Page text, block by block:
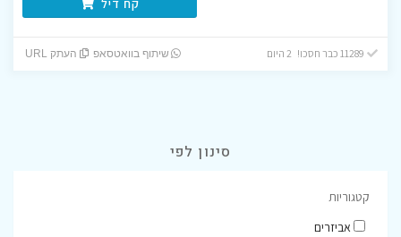
קח דיל
שיתוף בוואטסאפ העתק URL
סינון לפי
קטגוריות
אביזרים